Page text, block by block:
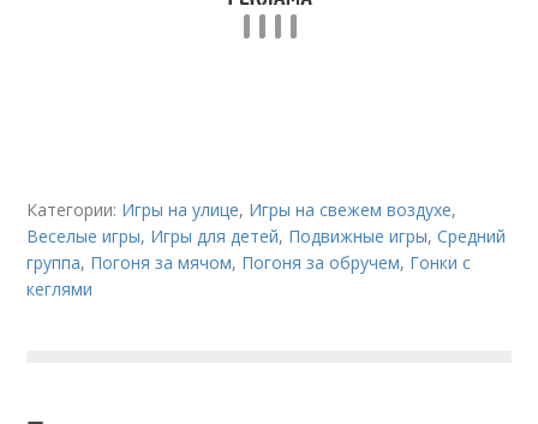
Категории: Игры на улице, Игры на свежем воздухе,
Веселые игры, Игры для детей, Подвижные игры,Средний
группа, Погоня за мячом, Погоня за обручем, Гонки с
кеглями